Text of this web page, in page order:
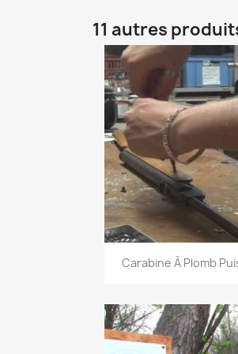
11 autres
Aperçu
Carabine À Plomb